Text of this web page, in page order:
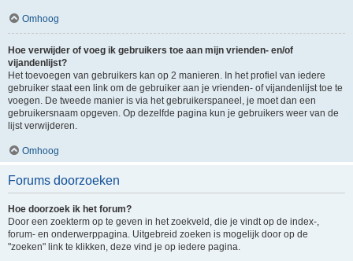
Omhoog
Hoe verwijder of voeg ik gebruikers toe aan mijn vrienden- en/of
vijandenlijst?
Het toevoegen van gebruikers kan op 2 manieren. In het profiel van iedere
gebruiker staat een link om de gebruiker aan je vrienden- of vijandenlijst toe te
voegen. De tweede manier is via het gebruikerspaneel, je moet dan een
gebruikersnaam opgeven. Op dezelfde pagina kun je gebruikers weer van de
lijst verwijderen.
Omhoog
Forums doorzoeken
Hoe doorzoek ik het forum?
Door een zoekterm op te geven in het zoekveld, die je vindt op de index-,
forum- en onderwerppagina. Uitgebreid zoeken is mogelijk door op de
"zoeken" link te klikken, deze vind je op iedere pagina.